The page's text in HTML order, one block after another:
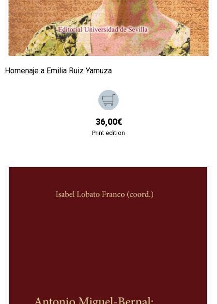
Homenaje a Emilia Ruiz Yamuza
36,00€
Print edition